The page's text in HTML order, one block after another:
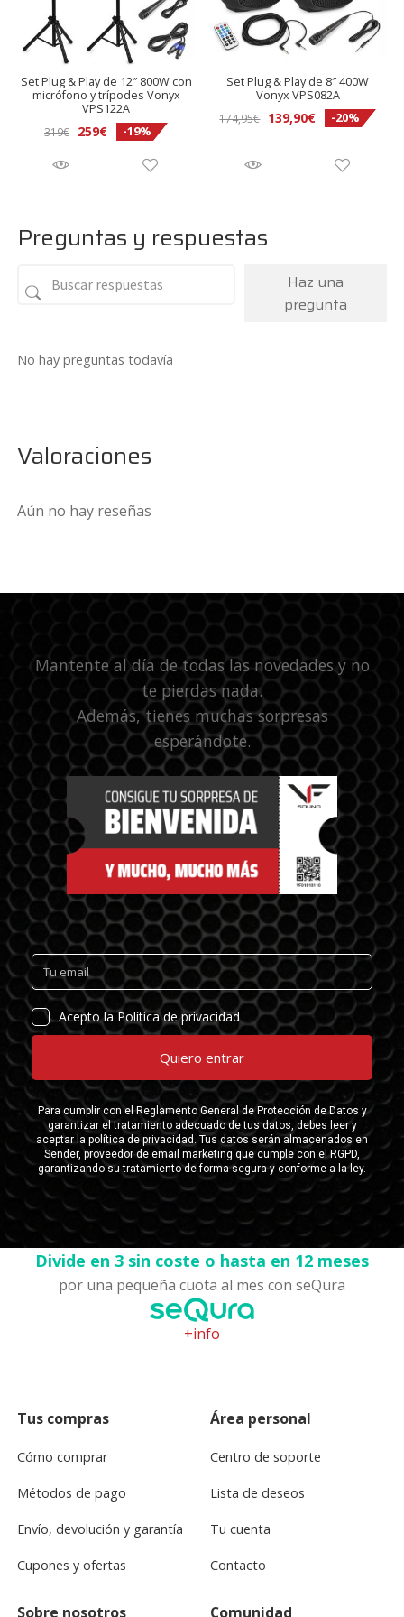
Set Plug & Play de 12″ 800W con
micrófono y trípodes Vonyx
VPS122A
319€
El
259€El
actual
-19%
Set Plug & Play de 8″ 400W
Vonyx VPS082A
174,95€ El
139,90€El
actual
-20%
Preguntas y respuestas
Haz una
pregunta
No hay preguntas todavía
Valoraciones
Aún no hay reseñas
Mantente al día de todas las novedades y no
te pierdas nada.
Además, tienes muchas sorpresas
esperándote.
Divide en 3 sin coste o hasta en 12 meses
por una pequeña cuota al mes con seQura
+info
Tus compras
Cómo comprar
Métodos de pago
Envío, devolución y garantía
Cupones y ofertas
Área personal
Centro de soporte
Lista de deseos
Tu cuenta
Contacto
Sobre nosotros Comunidad